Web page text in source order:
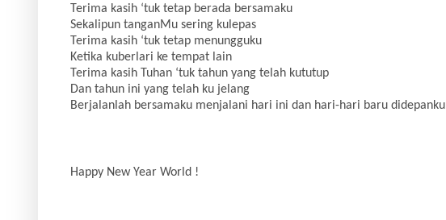
Terima kasih ‘tuk tetap berada bersamaku
Sekalipun tanganMu sering kulepas
Terima kasih ‘tuk tetap menungguku
Ketika kuberlari ke tempat lain
Terima kasih Tuhan ‘tuk tahun yang telah kututup
Dan tahun ini yang telah ku jelang
Berjalanlah bersamaku menjalani hari ini dan hari-hari baru didepanku
Happy New Year World !